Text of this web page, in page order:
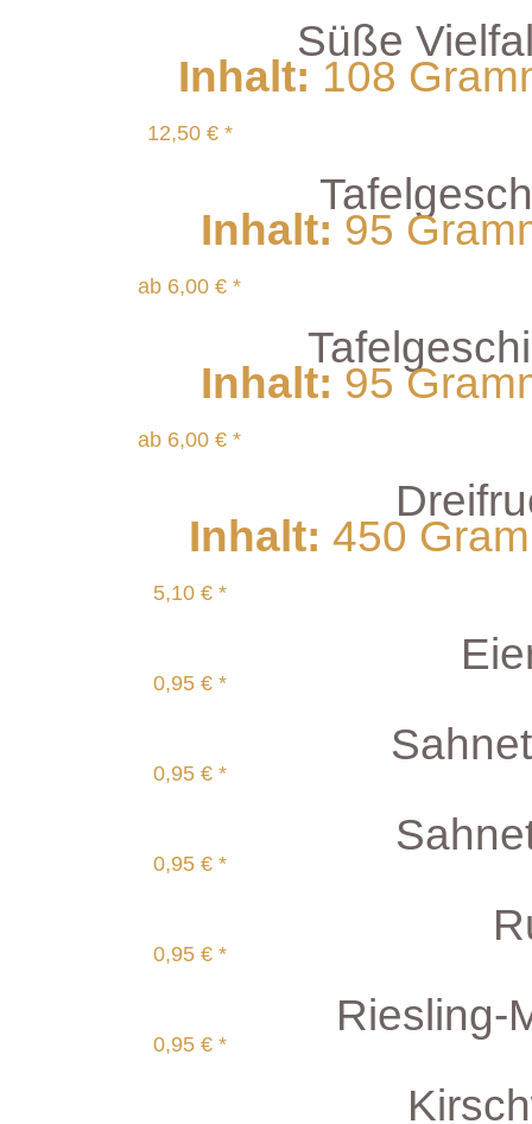
Süße
Inhalt: 108
12,50 € *
Inhalt: 95
ab 6,00 € *
Inhalt: 95
ab 6,00 € *
Inhalt: 450
5,10 € *
0,95 € *
0,95 € *
0,95 € *
0,95 € *
Riesling-
0,95 € *